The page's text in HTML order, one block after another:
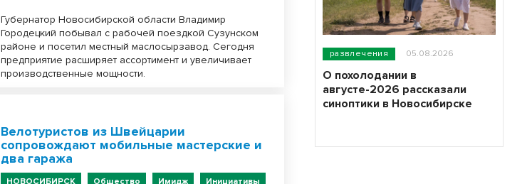
Губернатор Новосибирской области Владимир
Городецкий побывал с рабочей поездкой Сузунском
районе и посетил местный маслосырзавод. Сегодня
предприятие расширяет ассортимент и увеличивает
производственные мощности.
Велотуристов из Швейцарии
сопровождают мобильные мастерские и
два гаража
НОВОСИБИРСК Общество Имидж Инициативы
развлечения 05.08.2026
О похолодании в
августе-2026 рассказали
синоптики в Новосибирске